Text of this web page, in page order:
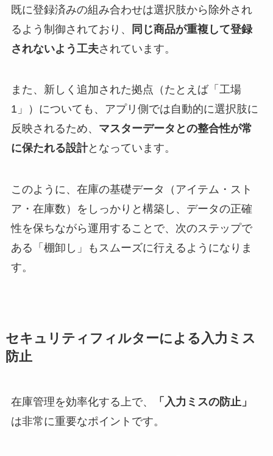
既に登録済みの組み合わせは選択肢から除外され
るよう制御されており、
同じ商品が重複して登録
されないよう工夫されています。
また、新しく追加された拠点（たとえば「工場
1」）についても、アプリ側では自動的に選択肢に
反映されるため、 マスターデータとの整合性が常
に保たれる設計となっています。
このように、在庫の基礎データ（アイテム・スト
ア・在庫数）をしっかりと構築し、データの正確
性を保ちながら運用することで、次のステップで
ある「棚卸し」もスムーズに行えるようになりま
す。
セキュリティフィルターによる入力ミス
防止
在庫管理を効率化する上で、
「入力ミスの防止」
は非常に重要なポイントです。